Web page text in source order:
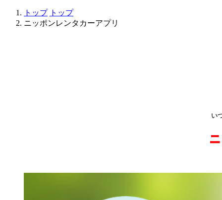
トップ トップ
ニッポンレンタカーアプリ
い